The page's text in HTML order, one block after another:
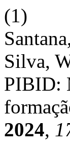
(1)
Silva,
PIBID:
2024,